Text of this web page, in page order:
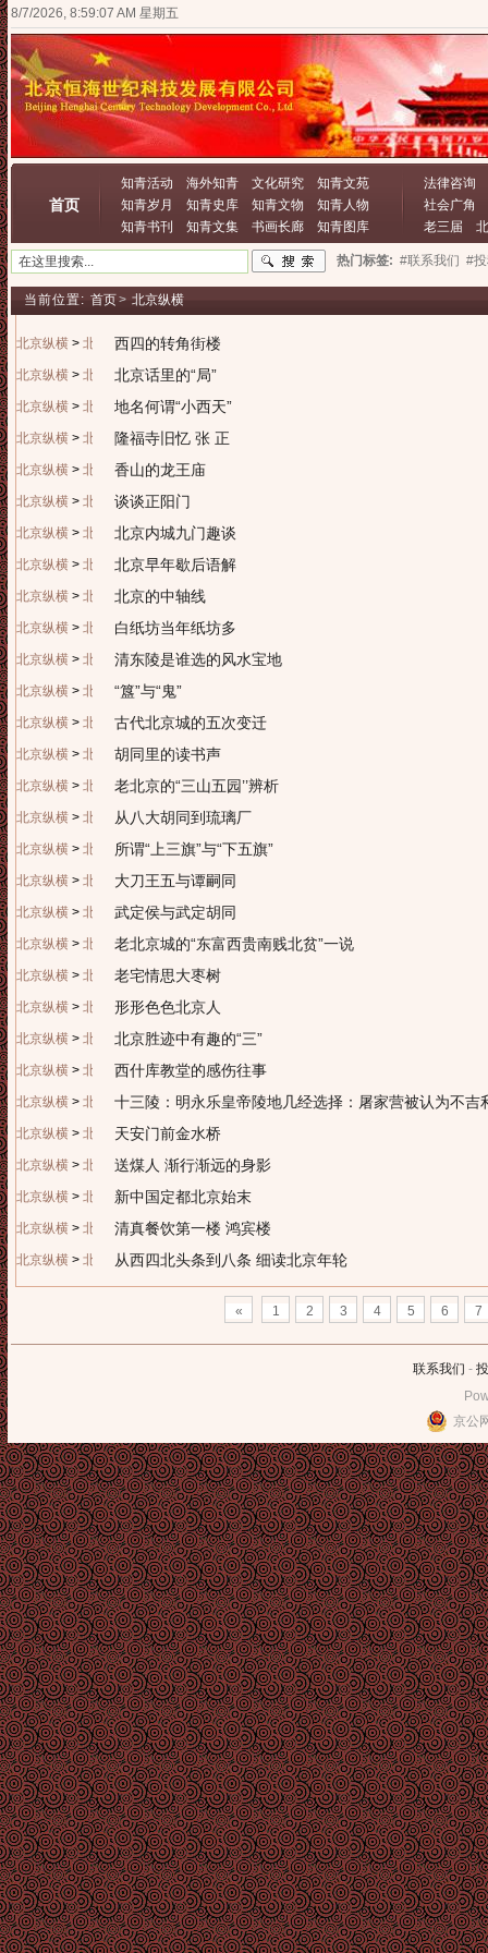
8/7/2026, 8:59:07 AM 星期五
首页
知青活动 海外知青 文化研究
知青文苑
知青岁月
知青史库 知青文物
知青人物
知青书刊
知青文集 书画长廊 知青图库
法律咨询
社会广角
老三届
热门标签: #联系我们 #
当前位置: 首页> 北京纵横
北京纵横 > 北京历史西四的转角街楼
北京纵横 > 北京历史北京话里的“局”
北京纵横 > 北京历史地名何谓“小西天”
北京纵横 > 北京历史隆福寺旧忆 张 正
北京纵横 > 北京历史香山的龙王庙
北京纵横 > 北京历史谈谈正阳门
北京纵横 > 北京历史北京内城九门趣谈
北京纵横 > 北京历史北京早年歇后语解
北京纵横 > 北京历史北京的中轴线
北京纵横 > 北京历史白纸坊当年纸坊多
北京纵横 > 北京历史清东陵是谁选的风水宝地
北京纵横 > 北京历史“簋”与“鬼”
北京纵横 > 北京历史古代北京城的五次变迁
北京纵横 > 北京历史胡同里的读书声
北京纵横 > 北京历史老北京的“三山五园’’辨析
北京纵横 > 北京历史从八大胡同到琉璃厂
北京纵横 > 北京历史所谓“上三旗”与“下五旗”
北京纵横 > 北京历史大刀王五与谭嗣同
北京纵横 > 北京历史武定侯与武定胡同
北京纵横 > 北京历史老北京城的“东富西贵南贱北贫”一说
北京纵横 > 北京历史老宅情思大枣树
北京纵横 > 北京历史形形色色北京人
北京纵横 > 北京历史北京胜迹中有趣的“三”
北京纵横 > 北京历史西什库教堂的感伤往事
北京纵横 > 北京历史十三陵：明永乐皇帝陵地几经选择：屠家营被认为不吉
北京纵横 > 北京历史天安门前金水桥
北京纵横 > 北京历史送煤人 渐行渐远的身影
北京纵横 > 北京历史新中国定都北京始末
北京纵横 > 北京历史清真餐饮第一楼 鸿宾楼
北京纵横 > 北京历史从西四北头条到八条 细读北京年轮
« 1 2 3 4 5 6 7
联系我们 -
京公